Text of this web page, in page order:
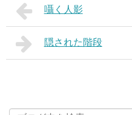
囁く人影
隠された階段